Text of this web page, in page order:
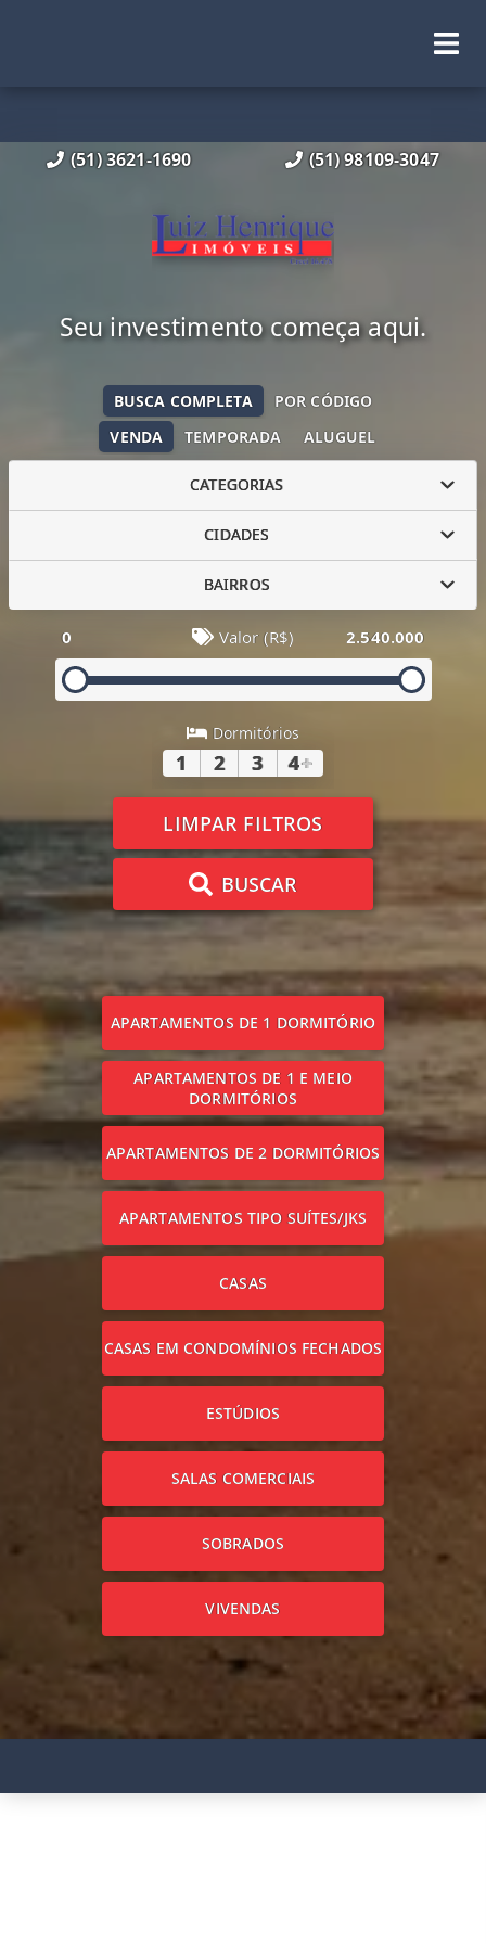
(51) 3621-1690 (51) 98109-3047
Seu investimento começa aqui.
VENDA TEMPORADA ALUGUEL
BUSCA COMPLETA POR CÓDIGO
CATEGORIAS
CIDADES
BAIRROS
0 Valor (R$) 2.540.000
Dormitórios
1 2 3 4+
LIMPAR FILTROS
BUSCAR
APARTAMENTOS DE 1 DORMITÓRIO
APARTAMENTOS DE 1 E MEIO
DORMITÓRIOS
APARTAMENTOS DE 2 DORMITÓRIOS
APARTAMENTOS TIPO SUÍTES/JKS
CASAS
CASAS EM CONDOMÍNIOS FECHADOS
ESTÚDIOS
SALAS COMERCIAIS
SOBRADOS
VIVENDAS